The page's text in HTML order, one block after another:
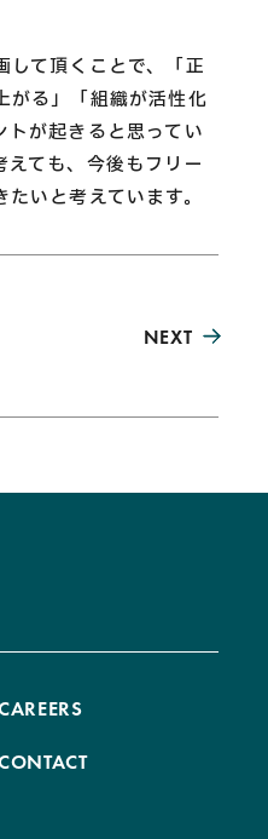
して頂くことで、「正
がる」「組織が活性化
が起きると思ってい
ても、今後もフリー
いと考えています。
NEXT